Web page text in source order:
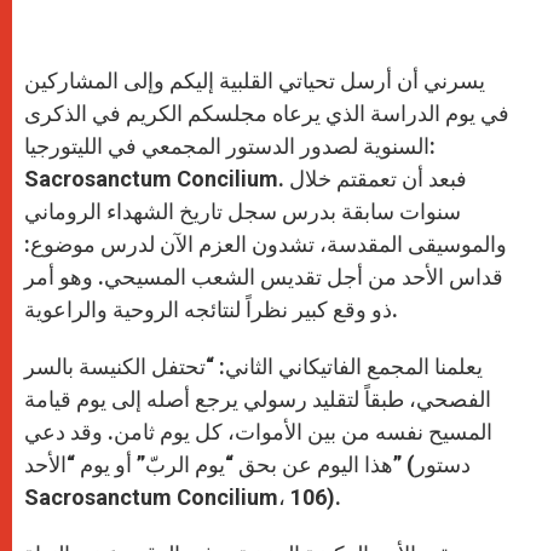
يسرني أن أرسل تحياتي القلبية إليكم وإلى المشاركين
في يوم الدراسة الذي يرعاه مجلسكم الكريم في الذكرى
السنوية لصدور الدستور المجمعي في الليتورجيا:
Sacrosanctum Concilium. فبعد أن تعمقتم خلال
سنوات سابقة بدرس سجل تاريخ الشهداء الروماني
والموسيقى المقدسة، تشدون العزم الآن لدرس موضوع:
قداس الأحد من أجل تقديس الشعب المسيحي. وهو أمر
ذو وقع كبير نظراً لنتائجه الروحية والراعوية.
يعلمنا المجمع الفاتيكاني الثاني: “تحتفل الكنيسة بالسر
الفصحي، طبقاً لتقليد رسولي يرجع أصله إلى يوم قيامة
المسيح نفسه من بين الأموات، كل يوم ثامن. وقد دعي
هذا اليوم عن بحق “يوم الربّ” أو يوم “الأحد” (دستور
Sacrosanctum Concilium، 106).